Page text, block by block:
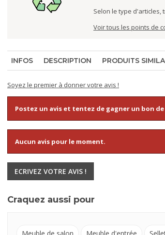
Selon le type d'articles,
Voir tous les points de
INFOS DESCRIPTION PRODUITS
Soyez le premier à donner votre avis !
Postez un avis et tentez de gagner un bon
Aucun avis pour le moment.
ECRIVEZ VOTRE AVIS !
Craquez aussi pour